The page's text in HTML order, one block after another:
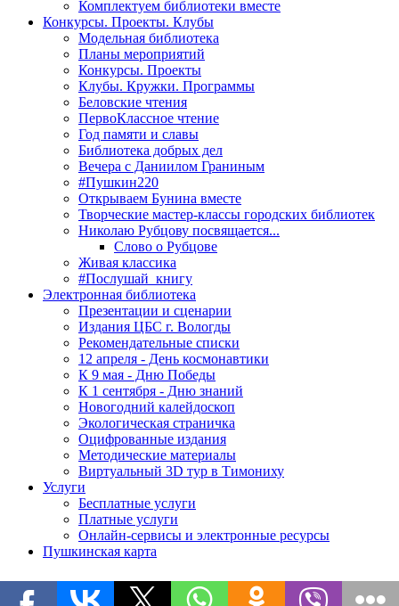
Комплектуем библиотеки вместе
Конкурсы. Проекты. Клубы
Модельная библиотека
Планы мероприятий
Конкурсы. Проекты
Клубы. Кружки. Программы
Беловские чтения
ПервоКлассное чтение
Год памяти и славы
Библиотека добрых дел
Вечера с Даниилом Граниным
#Пушкин220
Открываем Бунина вместе
Творческие мастер-классы городских библиотек
Николаю Рубцову посвящается...
Слово о Рубцове
Живая классика
#Послушай_книгу
Электронная библиотека
Презентации и сценарии
Издания ЦБС г. Вологды
Рекомендательные списки
12 апреля - День космонавтики
К 9 мая - Дню Победы
К 1 сентября - Дню знаний
Новогодний калейдоскоп
Экологическая страничка
Оцифрованные издания
Методические материалы
Виртуальный 3D тур в Тимониху
Услуги
Бесплатные услуги
Платные услуги
Онлайн-сервисы и электронные ресурсы
Пушкинская карта